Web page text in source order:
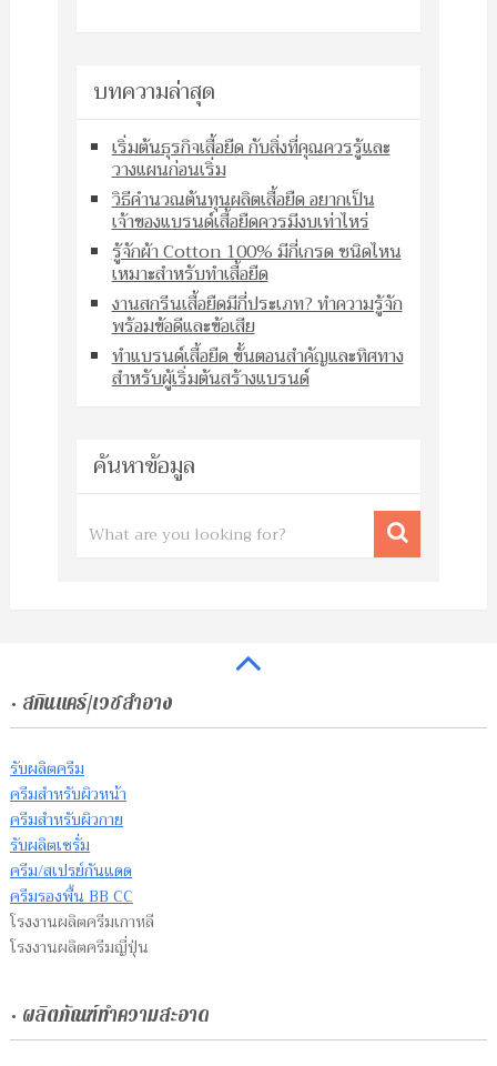
บทความล่าสุด
เริ่มต้นธุรกิจเสื้อยืด กับสิ่งที่คุณควรรู้และ
วางแผนก่อนเริ่ม
วิธีคำนวณต้นทุนผลิตเสื้อยืด อยากเป็น
เจ้าของแบรนด์เสื้อยืดควรมีงบเท่าไหร่
รู้จักผ้า Cotton 100% มีกี่เกรด ชนิดไหน
เหมาะสำหรับทำเสื้อยืด
งานสกรีนเสื้อยืดมีกี่ประเภท? ทำความรู้จัก
พร้อมข้อดีและข้อเสีย
ทำแบรนด์เสื้อยืด ขั้นตอนสำคัญและทิศทาง
สำหรับผู้เริ่มต้นสร้างแบรนด์
ค้นหาข้อมูล
• สกินแคร์/เวชสำอาง
รับผลิตครีม
ครีมสำหรับผิวหน้า
ครีมสำหรับผิวกาย
รับผลิตเซรั่ม
ครีม/สเปรย์กันแดด
ครีมรองพื้น BB CC
โรงงานผลิตครีมเกาหลี
โรงงานผลิตครีมญี่ปุ่น
• ผลิตภัณฑ์ทำความสะอาด